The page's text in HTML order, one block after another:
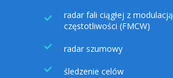
radar fali ciągłej z modulacją
częstotliwości (FMCW)
radar szumowy
śledzenie celów